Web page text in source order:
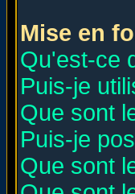
Mise en
Qu'est-ce
Puis-je
Que sont
Puis-je
Que sont